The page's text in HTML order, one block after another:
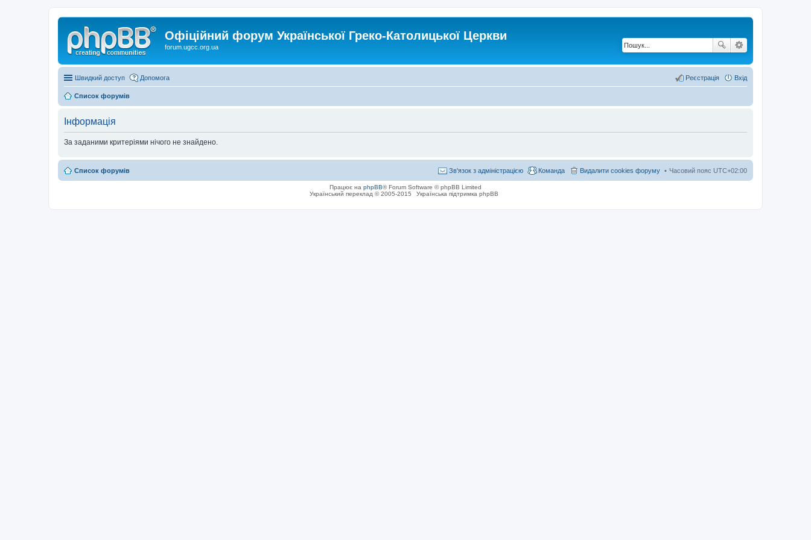
Офіційний форум Української Греко-Католицької Церкви
forum.ugcc.org.ua
Швидкий доступ Допомога Вхід
Реєстрація
Список форумів
Інформація
За заданими критеріями нічого не знайдено.
Список форумів Часовий пояс UTC+02:00
Видалити cookies форуму
Команда
Зв'язок з адміністрацією
Працює на phpBB® Forum Software © phpBB Limited
Український переклад © 2005-2015
Українська підтримка phpBB